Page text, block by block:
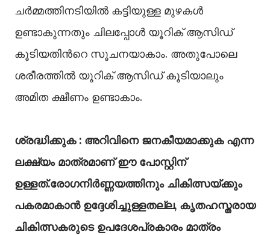
ചർമ്മത്തിനടിയില്‍ കട്ടിയുള്ള മുഴകള്‍
ഉണ്ടാകുന്നതും ചിലപ്പോള്‍ യൂറിക് ആസിഡ്
കൂടിയതിന്‍റെ സൂചനയാകാം. അതുപോലെ
ശരീരത്തില്‍ യൂറിക് ആസിഡ് കൂടിയാലും
അമിത ക്ഷീണം ഉണ്ടാകാം.
ശ്രദ്ധിക്കുക : അറിവിനെ ജനകീയമാക്കുക എന്ന
ലക്ഷ്യം മാത്രമാണ് ഈ പോസ്റ്റിന്
ഉള്ളത്.രോഗനിർണ്ണയത്തിനും ചികിത്സയ്ക്കും
പകരമാകാൻ ഉദ്ദേശിച്ചുള്ളതല്ല, കൃതഹസ്തരായ
ചികിത്സകരുടെ ഉപദേശപ്രകാരം മാത്രം